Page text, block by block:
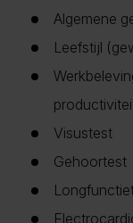
Algemene
Leefstijl
Visustest
Gehoortest